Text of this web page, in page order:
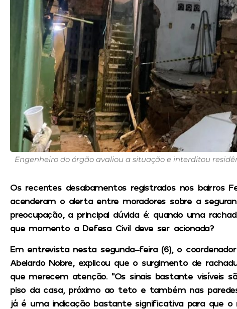
Engenheiro do órgão avaliou a situação e interditou
Os recentes desabamentos registrados nos bairros
acenderam o alerta entre moradores sobre a
preocupação, a principal dúvida é: quando uma
que momento a Defesa Civil deve ser acionada?
Em entrevista nesta segunda-feira (6), o
Abelardo Nobre, explicou que o surgimento de
que merecem atenção. “Os sinais bastante visíveis
piso da casa, próximo ao teto e também nas
já é uma indicação bastante significativa para que